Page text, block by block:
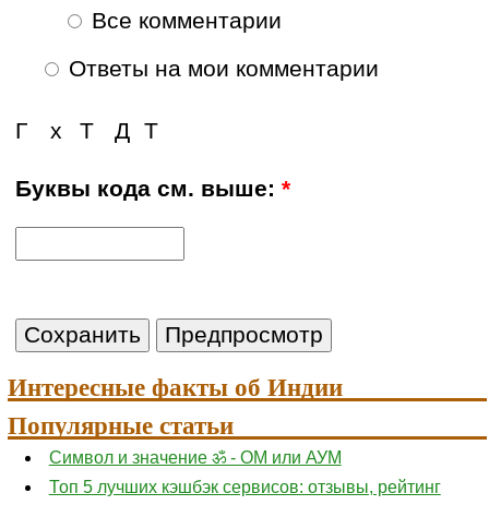
Все комментарии
Ответы на мои комментарии
х
Г Д Т
Т
Буквы кода см. выше:*
Интересные факты об Индии
Популярные статьи
Символ и значение ॐ - ОМ или АУМ
Топ 5 лучших кэшбэк сервисов: отзывы, рейтинг